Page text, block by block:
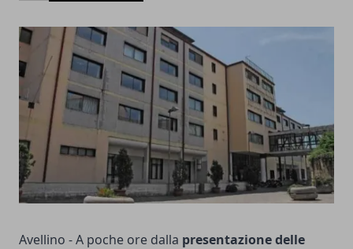
Avellino - A poche ore dalla presentazione delle